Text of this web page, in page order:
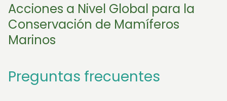
Acciones a Nivel Global para la
Conservación de Mamíferos
Marinos
Preguntas frecuentes